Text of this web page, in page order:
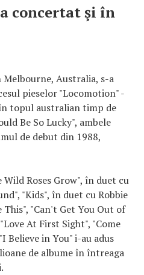
concertat şi în
Australia, s-a
pieselor "Locomotion" -
topul australian timp de
Be So Lucky", ambele
de debut din 1988,
Roses Grow", în duet cu
"Kids", în duet cu Robbie
"Can't Get You Out of
At First Sight", "Come
Believe in You" i-au adus
de albume în întreaga